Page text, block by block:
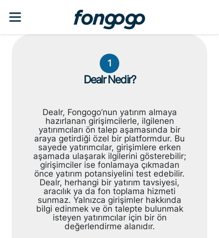
1
Dealr Nedir?
Dealr, Fongogo’nun yatırım almaya
hazırlanan girişimcilerle, ilgilenen
yatırımcıları ön talep aşamasında bir
araya getirdiği özel bir platformdur. Bu
sayede yatırımcılar, girişimlere erken
aşamada ulaşarak ilgilerini gösterebilir;
girişimciler ise fonlamaya çıkmadan
önce yatırım potansiyelini test edebilir.
Dealr, herhangi bir yatırım tavsiyesi,
aracılık ya da fon toplama hizmeti
sunmaz. Yalnızca girişimler hakkında
bilgi edinmek ve ön talepte bulunmak